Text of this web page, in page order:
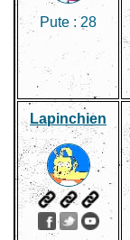
Pute :28
Lapinchien